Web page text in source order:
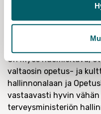
hyviä, mutta ei ole
mukainen uusi
nopeuttamaan
On myös huomioitava,
valtaosin opetus- ja
hallinnonalaan ja
vastaavasti hyvin
terveysministeriön